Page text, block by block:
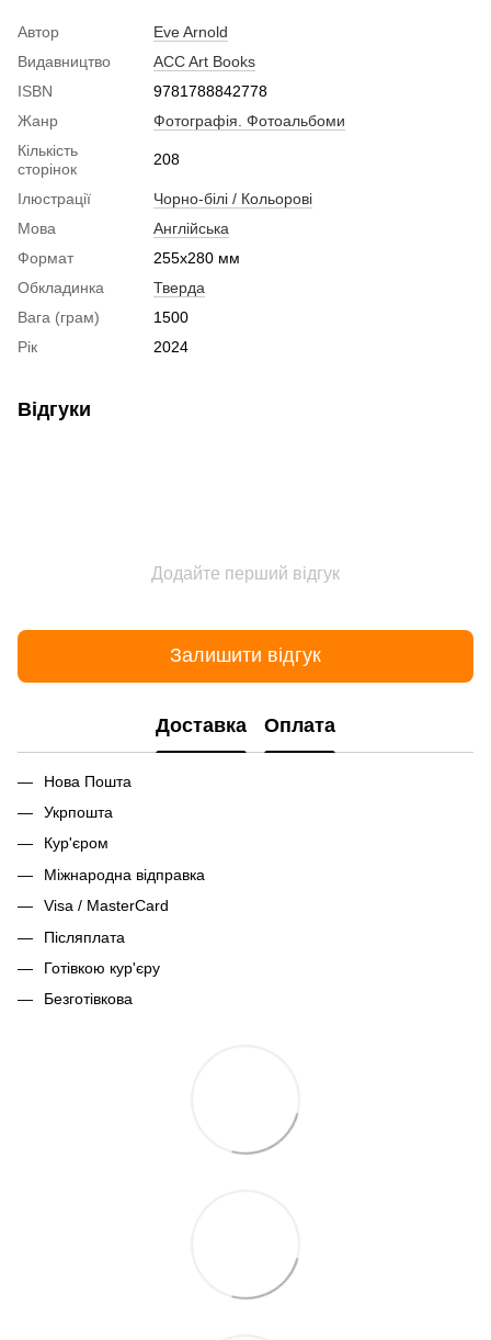
Автор
Eve Arnold
Видавництво
ACC Art Books
ISBN
9781788842778
Жанр
Фотографія. Фотоальбоми
Кількість
сторінок
208
Ілюстрації
Чорно-білі / Кольорові
Мова
Англійська
Формат
255x280 мм
Обкладинка
Тверда
Вага (грам)
1500
Рік
2024
Відгуки
Додайте перший відгук
Залишити відгук
Доставка Оплата
Нова Пошта
Укрпошта
Кур'єром
Міжнародна відправка
Visa / MasterCard
Післяплата
Готівкою кур'єру
Безготівкова